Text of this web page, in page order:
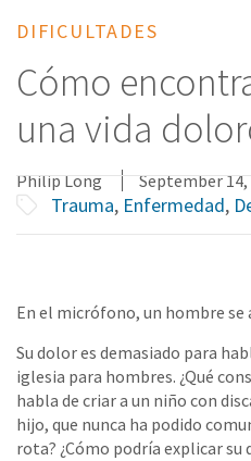
DIFICULTADES
Cómo
una vida
Philip Long September 14,
Trauma, Enfermedad,
En el micrófono, un hombre se
Su dolor es demasiado para
iglesia para hombres. ¿Qué
habla de criar a un niño con
hijo, que nunca ha podido
rota? ¿Cómo podría explicar